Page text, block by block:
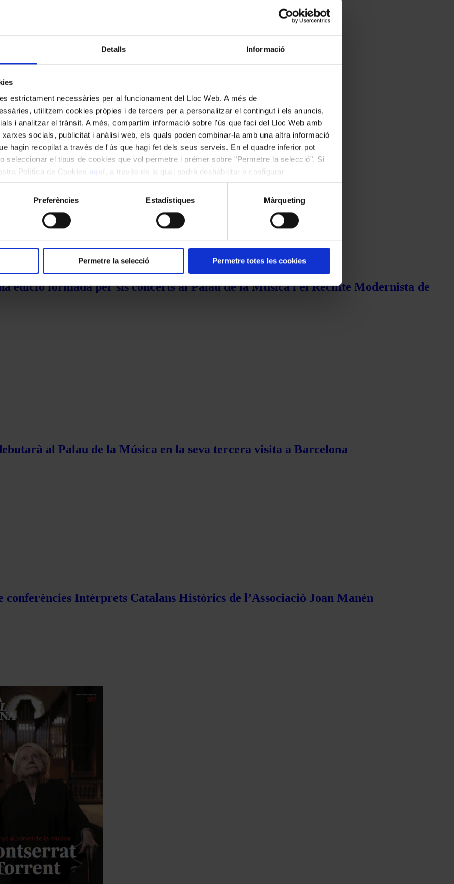
Detalls Informació
estrictament necessàries per al funcionament del Lloc Web. A més de
utilitzem cookies pròpies i de tercers per a personalitzar el contingut i els anuncis,
i analitzar el trànsit. A més, compartim informació sobre l'ús que faci del Lloc Web amb
socials, publicitat i anàlisi web, els quals poden combinar-la amb una altra informació
hagin recopilat a través de l'ús que hagi fet dels seus serveis. En el quadre inferior pot
seleccionar el tipus de cookies que vol permetre i prémer sobre "Permetre la selecció". Si
Política de Cookies
aquí
, a través de la qual podrà deshabilitar o configurar
Preferències Estadístiques Màrqueting
Permetre la selecció Permetre totes les cookies
edició formada per sis concerts al Palau de la Música i el Recinte Modernista de
al Palau de la Música en la seva tercera visita a Barcelona
conferències Intèrprets Catalans Històrics de l’Associació Joan Manén